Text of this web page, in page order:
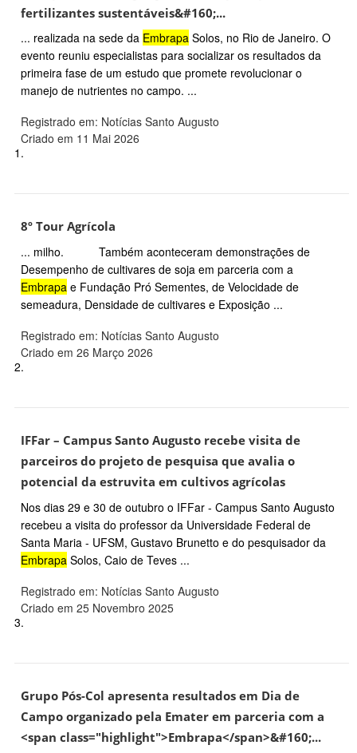
fertilizantes sustentáveis&#160;...
... realizada na sede da Embrapa Solos, no Rio de Janeiro. O
evento reuniu especialistas para socializar os resultados da
primeira fase de um estudo que promete revolucionar o
manejo de nutrientes no campo. ...
Registrado em: Notícias Santo Augusto
Criado em 11 Mai 2026
1.
8º Tour Agrícola
... milho. Também aconteceram demonstrações de
Desempenho de cultivares de soja em parceria com a
Embrapa e Fundação Pró Sementes, de Velocidade de
semeadura, Densidade de cultivares e Exposição ...
Registrado em: Notícias Santo Augusto
Criado em 26 Março 2026
2.
IFFar – Campus Santo Augusto recebe visita de
parceiros do projeto de pesquisa que avalia o
potencial da estruvita em cultivos agrícolas
Nos dias 29 e 30 de outubro o IFFar - Campus Santo Augusto
recebeu a visita do professor da Universidade Federal de
Santa Maria - UFSM, Gustavo Brunetto e do pesquisador da
Embrapa Solos, Caio de Teves ...
Registrado em: Notícias Santo Augusto
Criado em 25 Novembro 2025
3.
Grupo Pós-Col apresenta resultados em Dia de
Campo organizado pela Emater em parceria com a
<span class="highlight">Embrapa</span>&#160;...